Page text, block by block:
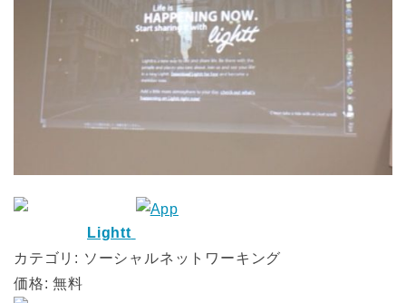
Lightt
カテゴリ: ソーシャルネットワーキング
価格: 無料